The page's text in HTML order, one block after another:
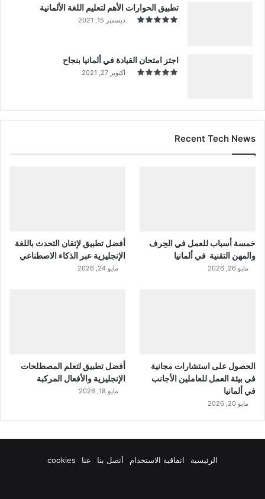
تطبيق الحوارات الأهم لتعليم اللغة الألمانية
ديسمبر 15, 2021
اجتز امتحان القيادة في ألمانيا بنجاح
أكتوبر 27, 2021
Recent Tech News
خمسة أسباب للعمل في الحِرف
والمهن التقنية في ألمانيا
مايو 26, 2026
أفضل تطبيق لإتقان التحدث باللغة
الإنجليزية عبر الذكاء الاصطناعي
مايو 24, 2026
الحصول على استشارات مجانية
في بيئة العمل للعاملين الأجانب
في ألمانيا
مايو 20, 2026
أفضل تطبيق لتعلم المصطلحات
الإنجليزية والأفعال المركبة
مايو 18, 2026
الرئيسية اتفاقية الاستخدام أتصل بنا عنا cookies